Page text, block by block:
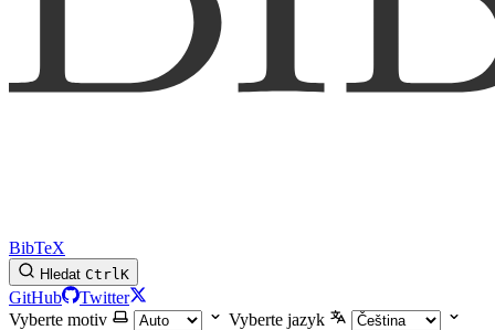
BibTeX
Hledat CtrlK
GitHub
Twitter
Vyberte motiv
Vyberte jazyk